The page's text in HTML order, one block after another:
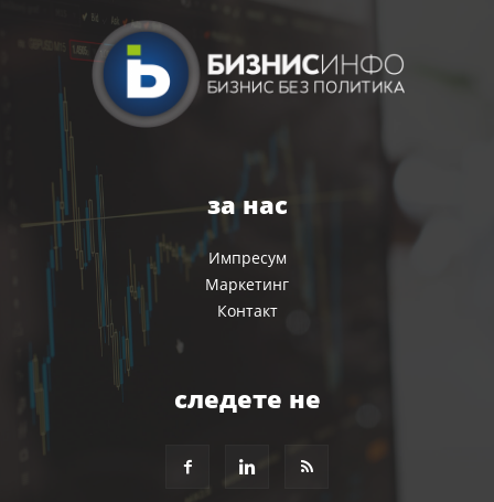
за нас
Импресум
Маркетинг
Контакт
следете не